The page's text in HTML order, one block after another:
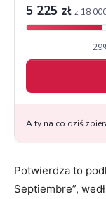
Potwierdza to
Septiembre”,